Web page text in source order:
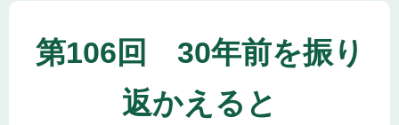
頭
第106回 30年前を振り
返かえると